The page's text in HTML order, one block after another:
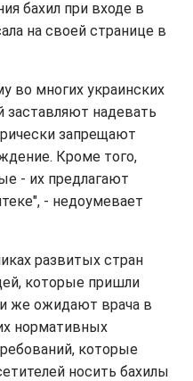
бахил при входе в
на своей странице в
во многих украинских
заставляют надевать
запрещают
Кроме того,
- их предлагают
- недоумевает
развитых стран
которые пришли
же ожидают врача в
нормативных
которые
носить бахилы